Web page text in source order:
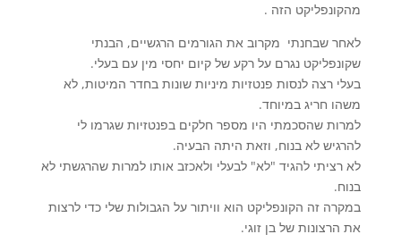
מהקונפליקט הזה .
לאחר שבחנתי מקרוב את הגורמים הרגשיים, הבנתי
שקונפליקט נגרם על רקע של קיום יחסי מין עם בעלי.
בעלי רצה לנסות פנטזיות מיניות שונות בחדר המיטות, לא
משהו חריג במיוחד.
למרות שהסכמתי היו מספר חלקים בפנטזיות שגרמו לי
להרגיש לא בנוח, וזאת היתה הבעיה.
לא רציתי להגיד "לא" לבעלי ולאכזב אותו למרות שהרגשתי לא
בנוח.
במקרה זה הקונפליקט הוא וויתור על הגבולות שלי כדי לרצות
את הרצונות של בן זוגי.